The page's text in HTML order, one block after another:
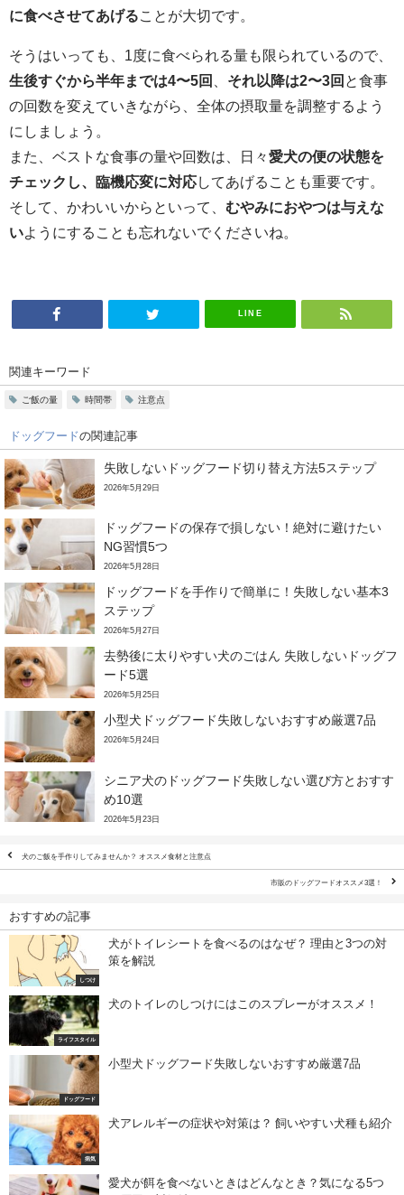
に食べさせてあげる ことが大切です。
そうはいっても、1度に食べられる量も限られているので、
生後すぐから半年までは4〜5回
それ以降は2〜3回 と食事
の回数を変えていきながら、全体の摂取量を調整するよう
にしましょう。
また、ベストな食事の量や回数は、日々愛犬の便の状態を
チェックし、臨機応変に対応してあげることも重要です。
そして、かわいいからといって、 むやみにおやつは与えな
い ようにすることも忘れないでくださいね。
LINE
関連キーワード
ご飯の量 時間帯 注意点
ドッグフードの関連記事
失敗しないドッグフード切り替え方法5ステップ
2026年5月29日
ドッグフードの保存で損しない！絶対に避けたい
NG習慣5つ
2026年5月28日
ドッグフードを手作りで簡単に！失敗しない基本3
ステップ
2026年5月27日
去勢後に太りやすい犬のごはん 失敗しないドッグフ
ード5選
2026年5月25日
小型犬ドッグフード失敗しないおすすめ厳選7品
2026年5月24日
シニア犬のドッグフード失敗しない選び方とおすす
め10選
2026年5月23日
犬のご飯を手作りしてみませんか？ オススメ食材と注意点
市販のドッグフードオススメ3選！
おすすめの記事
しつけ
犬がトイレシートを食べるのはなぜ？ 理由と3つの対
策を解説
ライフスタイル
犬のトイレのしつけにはこのスプレーがオススメ！
ドッグフード
小型犬ドッグフード失敗しないおすすめ厳選7品
病気
犬アレルギーの症状や対策は？ 飼いやすい犬種も紹介
愛犬が餌を食べないときはどんなとき？気になる5つ